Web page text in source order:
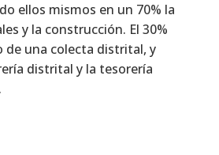
ellos mismos en un 70% la
y la construcción. El 30%
de una colecta distrital, y
distrital y la tesorería